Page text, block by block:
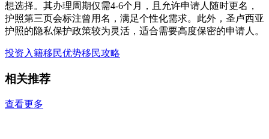
想选择。其办理周期仅需4-6个月，且允许申请人随时更名，
护照第三页会标注曾用名，满足个性化需求。此外，圣卢西亚
护照的隐私保护政策较为灵活，适合需要高度保密的申请人。
投资入籍移民优势移民攻略
相关推荐
查看更多